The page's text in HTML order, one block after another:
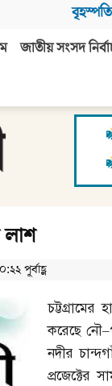
জাতীয় সংসদ
লাশ
পূর্বাহ্ণ
করেছে নৌ–
নদীর
প্রজেক্টের